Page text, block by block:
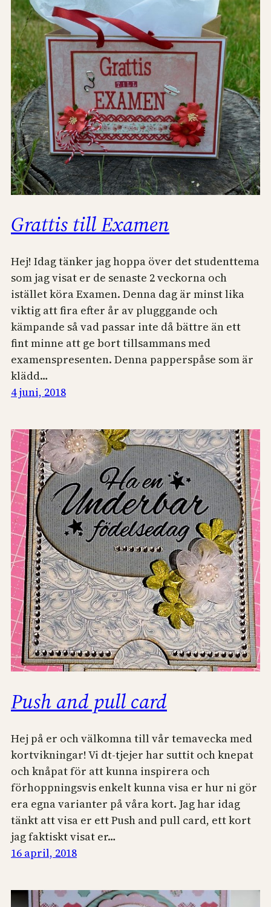
Grattis till Examen
Hej! Idag tänker jag hoppa över det studenttema
som jag visat er de senaste 2 veckorna och
istället köra Examen. Denna dag är minst lika
viktig att fira efter år av plugggande och
kämpande så vad passar inte då bättre än ett
fint minne att ge bort tillsammans med
examenspresenten. Denna papperspåse som är
klädd…
4 juni, 2018
Push and pull card
Hej på er och välkomna till vår temavecka med
kortvikningar! Vi dt-tjejer har suttit och knepat
och knåpat för att kunna inspirera och
förhoppningsvis enkelt kunna visa er hur ni gör
era egna varianter på våra kort. Jag har idag
tänkt att visa er ett Push and pull card, ett kort
jag faktiskt visat er…
16 april, 2018